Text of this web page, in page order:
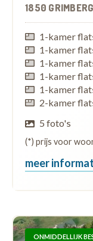
1850
1-kamer
1-kamer
1-kamer
1-kamer
1-kamer
2-kamer
5 foto's
(*) prijs voor
meer
ONMIDDELLIJK